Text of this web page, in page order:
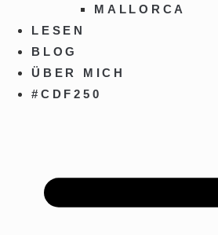
MALLORCA
LESEN
BLOG
ÜBER MICH
#CDF250